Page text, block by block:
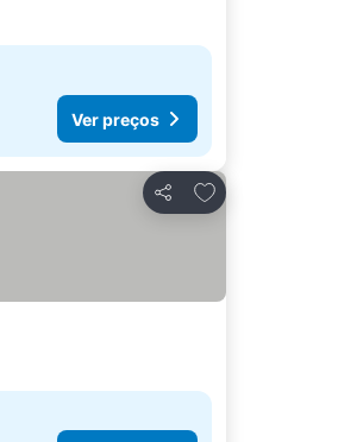
Ver preços
Partilhar
Adicionar aos